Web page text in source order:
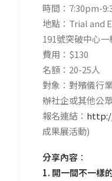
時間：7:30pm-
地點：Trial and
191號突破中心一
費用：$130
名額：20-25人
對象：對殯儀行
辦社企或其他公
報名連結：
成果展活動)
分享內容︰
1. 開一間不一樣